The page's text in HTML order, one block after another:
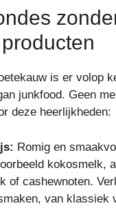
is er volop
junkfood. Geen
deze heerlijkheden:
Romig en
kokosmelk,
of cashewnoten.
van klassiek